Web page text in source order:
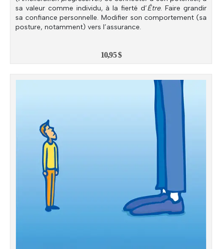
sa valeur comme individu, à la fierté d’Être. Faire grandir
sa confiance personnelle. Modifier son comportement (sa
posture, notamment) vers l’assurance.
10,95$